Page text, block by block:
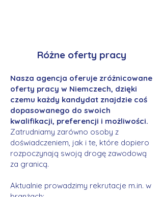
Różne oferty pracy
Nasza agencja oferuje zróżnicowane
oferty pracy w Niemczech, dzięki
czemu każdy kandydat znajdzie coś
dopasowanego do swoich
kwalifikacji, preferencji i możliwości.
Zatrudniamy zarówno osoby z
doświadczeniem, jak i te, które dopiero
rozpoczynają swoją drogę zawodową
za granicą.
Aktualnie prowadzimy rekrutacje m.in. w